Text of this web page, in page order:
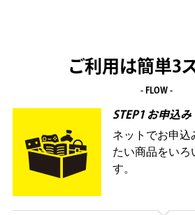
ご利用は簡単3
- FLOW -
STEP1 お申込
ネットでお申込
たい商品をいろ
す。